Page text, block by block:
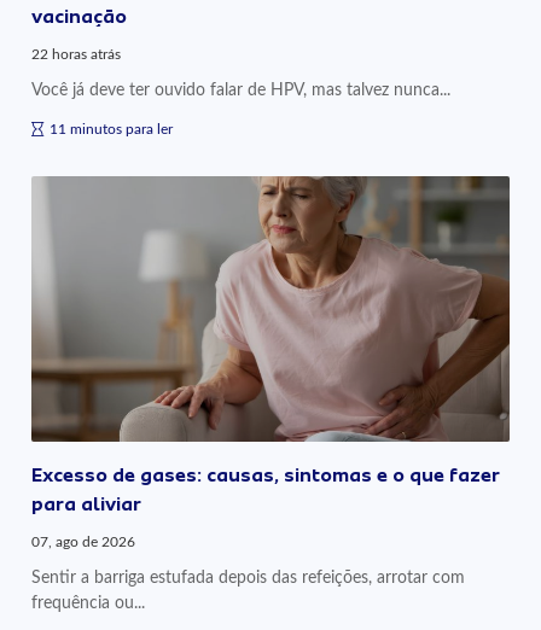
vacinação
22 horas atrás
Você já deve ter ouvido falar de HPV, mas talvez nunca...
11 minutos para ler
Excesso de gases: causas, sintomas e o que fazer
para aliviar
07, ago de 2026
Sentir a barriga estufada depois das refeições, arrotar com
frequência ou...